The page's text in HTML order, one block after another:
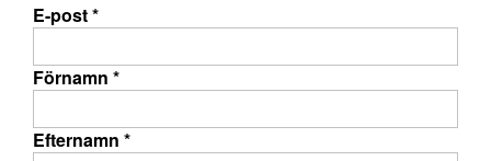
E-post*
Förnamn *
Efternamn *